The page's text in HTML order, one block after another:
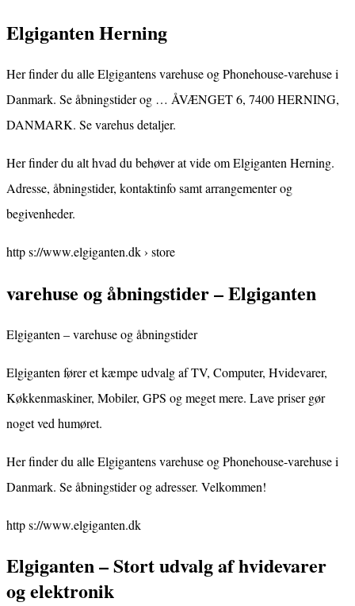
Elgiganten Herning
Her finder du alle Elgigantens varehuse og Phonehouse-varehuse i
Danmark. Se åbningstider og … ÅVÆNGET 6, 7400 HERNING,
DANMARK. Se varehus detaljer.
Her finder du alt hvad du behøver at vide om Elgiganten Herning.
Adresse, åbningstider, kontaktinfo samt arrangementer og
begivenheder.
http s://www.elgiganten.dk › store
varehuse og åbningstider – Elgiganten
Elgiganten – varehuse og åbningstider
Elgiganten fører et kæmpe udvalg af TV, Computer, Hvidevarer,
Køkkenmaskiner, Mobiler, GPS og meget mere. Lave priser gør
noget ved humøret.
Her finder du alle Elgigantens varehuse og Phonehouse-varehuse i
Danmark. Se åbningstider og adresser. Velkommen!
http s://www.elgiganten.dk
Elgiganten – Stort udvalg af hvidevarer
og elektronik